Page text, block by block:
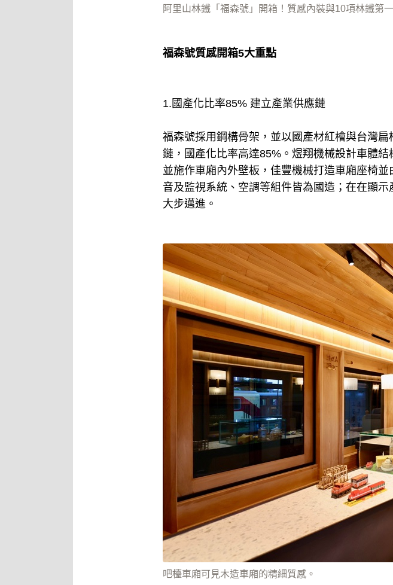
阿里山林鐵「福森號」開箱！質感內裝與10項林鐵第
福森號質感開箱5大重點
1.國產化比率85% 建立產業供應鏈
福森號採用鋼構骨架，並以國產材紅檜與台灣
鏈，國產化比率高達85%。煜翔機械設計車體
並施作車廂內外壁板，佳豐機械打造車廂座椅
音及監視系統、空調等組件皆為國造；在在顯
大步邁進。
吧檯車廂可見木造車廂的精細質感。